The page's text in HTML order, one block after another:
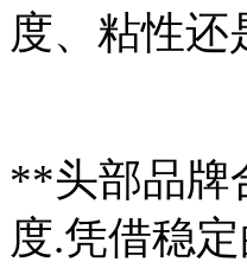
度、粘性还
**头部品牌
度.凭借稳